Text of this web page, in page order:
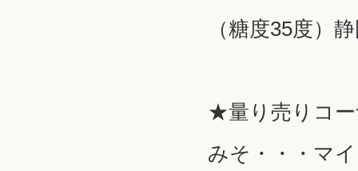
（糖度35度）
★量り売りコ
みそ・・・マ